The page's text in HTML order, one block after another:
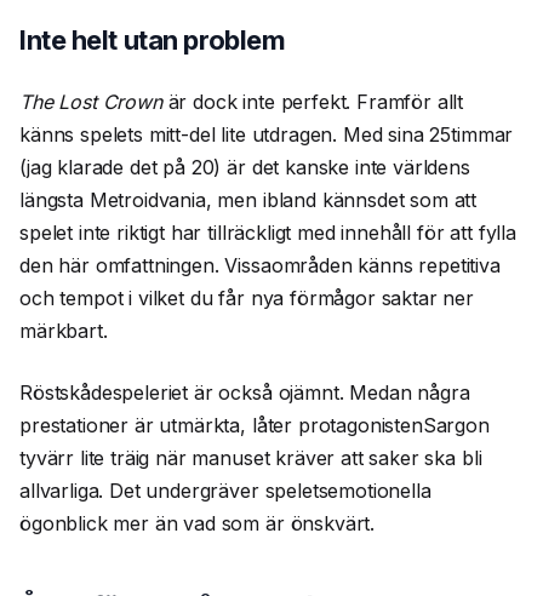
Inte helt utan problem
The Lost Crown är dock inte perfekt. Framför allt
känns spelets mitt-del lite utdragen. Med sina 25timmar
(jag klarade det på 20) är det kanske inte världens
längsta Metroidvania, men ibland kännsdet som att
spelet inte riktigt har tillräckligt med innehåll för att fylla
den här omfattningen. Vissaområden känns repetitiva
och tempot i vilket du får nya förmågor saktar ner
märkbart.
Röstskådespeleriet är också ojämnt. Medan några
prestationer är utmärkta, låter protagonistenSargon
tyvärr lite träig när manuset kräver att saker ska bli
allvarliga. Det undergräver speletsemotionella
ögonblick mer än vad som är önskvärt.